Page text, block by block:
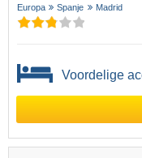
Europa Spanje Madrid
Voordelige